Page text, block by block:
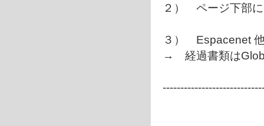
２） ページ下部
３） Espacenet
→ 経過書類は